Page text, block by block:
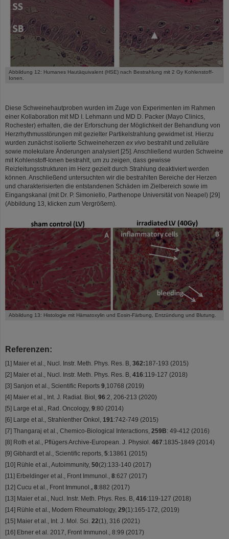
©
Abbildung 12: Humanes Hautäquivalent (HSE) nach Bestrahlung mit 2 Gy Kohlenstoff-
Ionen.
Diese Schweinehautproben wurden im Zuge von Experimenten im Rahmen
einer Kollaboration mit MD I. Lehmann und MD D. Packer (Mayo Clinics,
Rochester) erhalten, die der Erforschung der Möglichkeit der Behandlung von
Herzrhythmusstörungen mit gezielter Partikelstrahlung gewidmet ist. Hierzu
wurden zunächst isolierte Schweineherzen ex vivo bestrahlt und zelluläre
sowie molekulare Änderungen analysiert [25]. Anschließend wurden Schweine
mit Kohlenstoff-Ionen bestrahlt, um zu zeigen, dass gewisse
Reizleitungsstrukturen im Herz gezielt durch Strahlung deaktiviert werden
können. Anschließend untersuchten wir die bestrahlten Bereiche der Herzen
und charakterisierten die entstandenen Schäden im Zielbereich sowie im
Eingangskanal (mit Dr. P. Simoniello, Parthenope Universität von Neapel) [29]
(Abbildung 13, klicken zum Vergrößern).
©
Abbildung 13: Histologie mit Hämatoxylin und Eosin-Färbung, Entzündung und Blutung.
Referenzen:
[1] Maier et al., Nucl. Instr. Meth. Phys. Res. B, 362:187-193 (2015)
[2] Maier et al., Nucl. Instr. Meth. Phys. Res. B, 416:119-127 (2018)
[3] Sanjon et al., Scientific Reports 9,10768 (2019)
[4] Maier et al., Int. J. Radiat. Biol, 96:2, 206-213 (2020)
[5] Large et al., Rad. Oncology, 9:80 (2014)
[6] Large et al., Strahlenther Onkol, 191:742-749 (2015)
[7] Thangaraj et al., Chemico-Biological Interactions, 259B: 49-412 (2016)
[8] Roth et al., Pflügers Archive-European. J. Physiol. 467:1835-1849 (2014)
[9] Gibhardt et al., Scientific reports, 5:13861 (2015)
[10] Rühle et al., Autoimmunity, 50(2):133-140 (2017)
[11] Erbeldinger et al., Front Immunol., 8:627 (2017)
[12] Cucu et al., Front Immunol., 8:882 (2017)
[13] Maier et al., Nucl. Instr. Meth. Phys. Res. B, 416:119-127 (2018)
[14] Rühle et al., Modern Rheumatology, 29(1):165-172, (2019)
[15] Maier et al., Int. J. Mol. Sci. 22(1), 316 (2021)
[16] Ebner et al. 2017, Front Immunol., 8:99 (2017)